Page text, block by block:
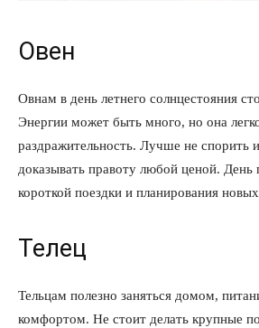
Овен
Овнам в день летнего солнцестояния
Энергии может быть много, но она
раздражительность. Лучше не спорить
доказывать правоту любой ценой. День
короткой поездки и планирования
Телец
Тельцам полезно заняться домом,
комфортом. Не стоит делать крупные